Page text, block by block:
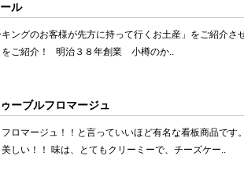
ル
ングのお客様が先方に持って行くお土産」をご紹介
をご紹介！ 明治３８年創業 小樽のか..
ーブルフロマージュ
ロマージュ！！と言っていいほど有名な看板商品で
しい！！ 味は、とてもクリーミーで、チーズケー..